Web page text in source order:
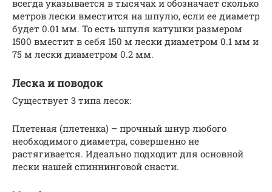
всегда указывается в тысячах и обозначает сколько
метров лески вместится на шпулю, если ее диаметр
будет 0.01 мм. То есть шпуля катушки размером
1500 вместит в себя 150 м лески диаметром 0.1 мм и
75 м лески диаметром 0.2 мм.
Леска и поводок
Существует 3 типа лесок:
Плетеная (плетенка) – прочный шнур любого
необходимого диаметра, совершенно не
растягивается. Идеально подходит для основной
лески нашей спиннинговой снасти.